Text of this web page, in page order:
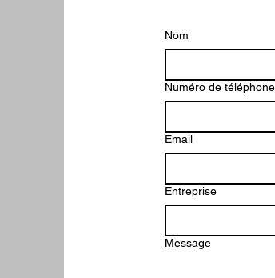
Nom
Numéro de téléphone
Email
Entreprise
Message